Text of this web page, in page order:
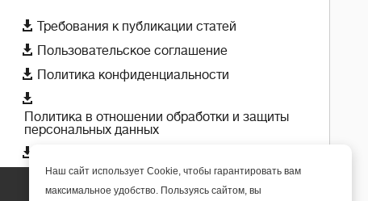
 Требования к публикации статей
 Пользовательское соглашение
 Политика конфиденциальности

Политика в отношении обработки и защиты
персональных данных

Наш сайт использует Cookie, чтобы гарантировать вам
максимальное удобство. Пользуясь сайтом, вы